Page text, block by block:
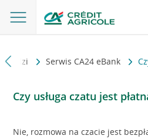
Serwis CA24 eBank
Czy usługa czatu jest
Nie, rozmowa na czacie jest